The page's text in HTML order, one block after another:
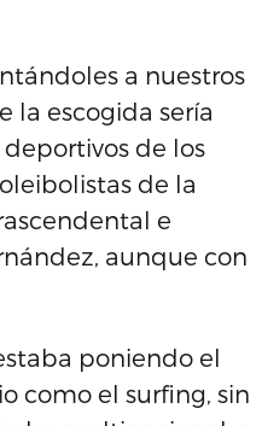
a nuestros
la escogida sería
de los
de la
e
aunque con
poniendo el
como el surfing, sin